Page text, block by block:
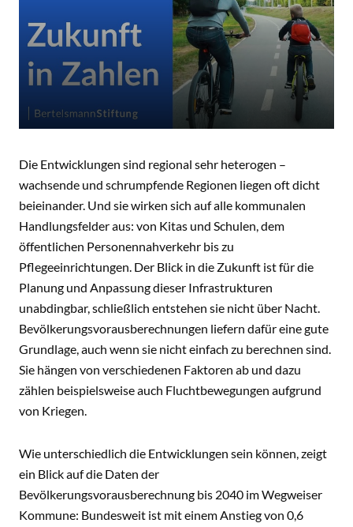
Die Entwicklungen sind regional sehr heterogen –
wachsende und schrumpfende Regionen liegen oft dicht
beieinander. Und sie wirken sich auf alle kommunalen
Handlungsfelder aus: von Kitas und Schulen, dem
öffentlichen Personennahverkehr bis zu
Pflegeeinrichtungen. Der Blick in die Zukunft ist für die
Planung und Anpassung dieser Infrastrukturen
unabdingbar, schließlich entstehen sie nicht über Nacht.
Bevölkerungsvorausberechnungen liefern dafür eine gute
Grundlage, auch wenn sie nicht einfach zu berechnen sind.
Sie hängen von verschiedenen Faktoren ab und dazu
zählen beispielsweise auch Fluchtbewegungen aufgrund
von Kriegen.
Wie unterschiedlich die Entwicklungen sein können, zeigt
ein Blick auf die Daten der
Bevölkerungsvorausberechnung bis 2040 im Wegweiser
Kommune: Bundesweit ist mit einem Anstieg von 0,6